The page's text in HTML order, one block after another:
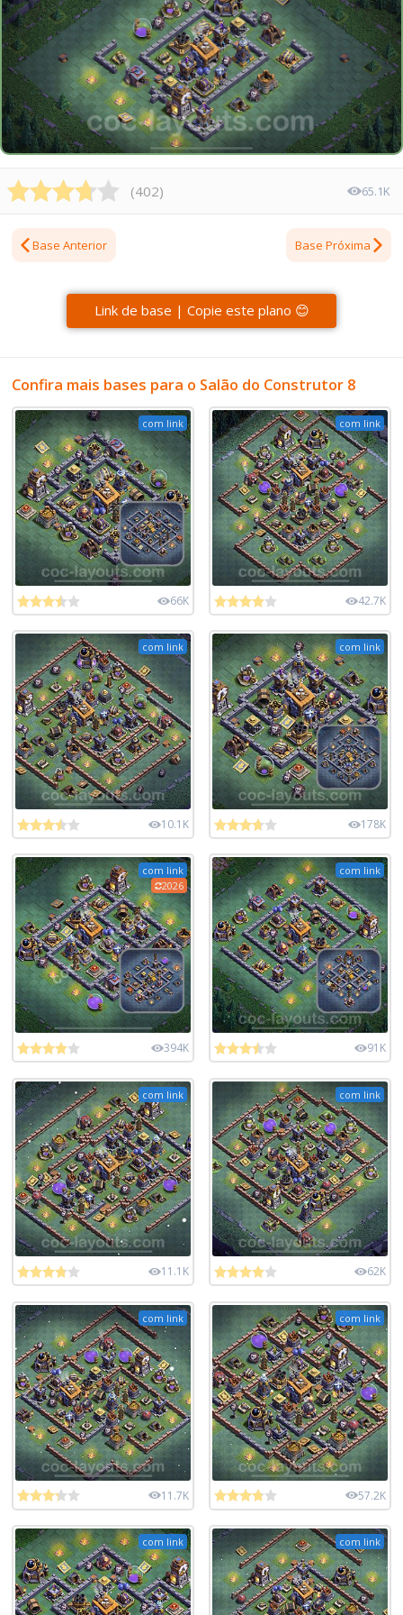
(402) 65.1K
Base Anterior Base Próxima
Link de base | Copie este plano 😊
Confira mais bases para o Salão do Construtor 8
com link
66K
com link
42.7K
com link
10.1K
com link
178K
com link
2026
394K
com link
91K
com link
11.1K
com link
62K
com link
11.7K
com link
57.2K
com link com link